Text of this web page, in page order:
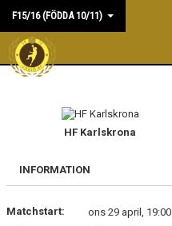
F15/16 (FÖDDA 10/11)
HEM
MATCHER
TRUPPEN
HF Karlskrona
INFORMATION
Matchstart:
ons 29 april, 19:00